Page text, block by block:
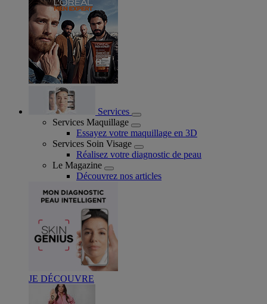
Services
Services Maquillage
Essayez votre maquillage en 3D
Services Soin Visage
Réalisez votre diagnostic de peau
Le Magazine
Découvrez nos articles
JE DÉCOUVRE